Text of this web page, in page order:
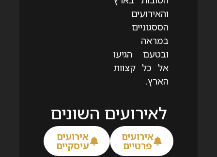
והאירועים
הססגוניים
במראה
ובטעם הגיעו
אל כל קצוות
הארץ.
לאירועים השונים
אירועים
פרטיים
אירועים
עיסקיים